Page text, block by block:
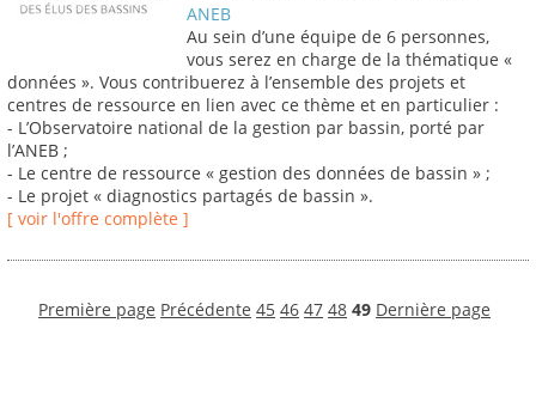
ANEB
Au sein d’une équipe de 6 personnes,
vous serez en charge de la thématique «
données ». Vous contribuerez à l’ensemble des projets et
centres de ressource en lien avec ce thème et en particulier :
- L’Observatoire national de la gestion par bassin, porté par
l’ANEB ;
- Le centre de ressource « gestion des données de bassin » ;
- Le projet « diagnostics partagés de bassin ».
[ voir l'offre complète ]
Première page Précédente 45 46 47 48 49 Dernière page